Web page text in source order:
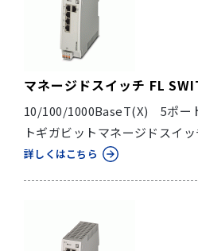
マネージドスイッチ FL
10/100/1000BaseT(X) 5ポー
トギガビットマネージドスイッ
詳しくはこちら